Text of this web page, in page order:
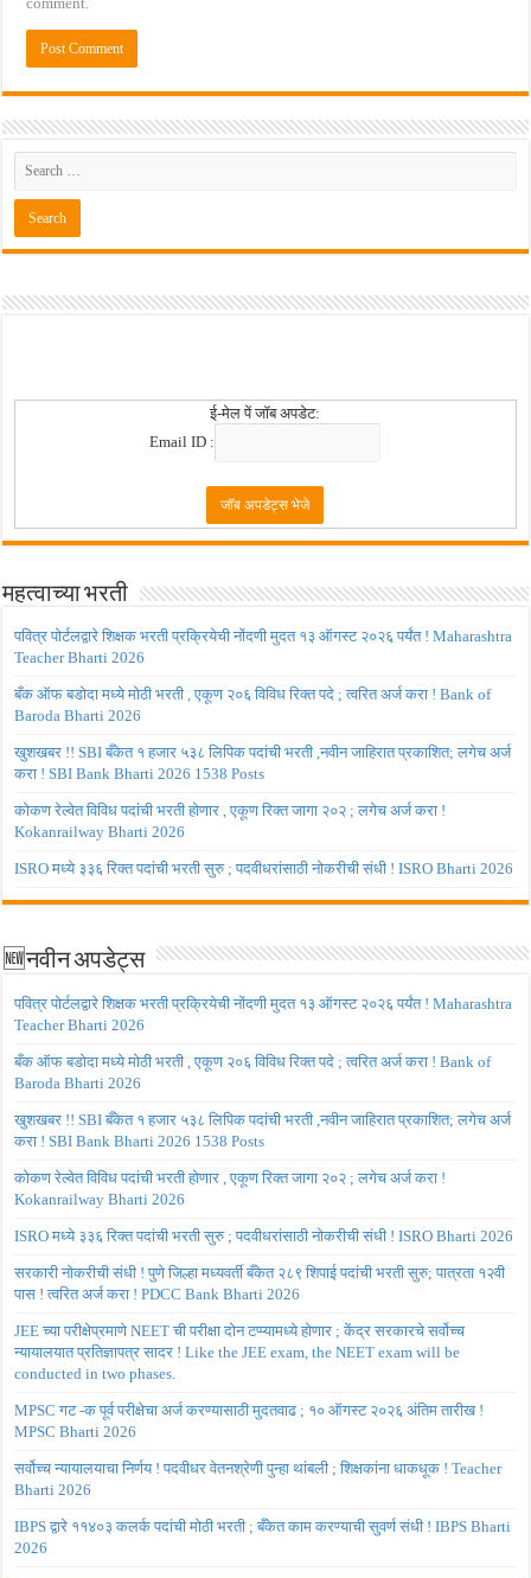
ई-मेल पें जॉब अपडेट:
Email ID :
महत्वाच्या भरती
पवित्र पोर्टलद्वारे शिक्षक भरती प्रक्रियेची नोंदणी मुदत १३ ऑगस्ट २०२६ पर्यंत ! Maharashtra
Teacher Bharti 2026
बँक ऑफ बडोदा मध्ये मोठी भरती , एकूण २०६ विविध रिक्त पदे ; त्वरित अर्ज करा ! Bank of
Baroda Bharti 2026
खुशखबर !! SBI बँकेत १ हजार ५३८ लिपिक पदांची भरती ,नवीन जाहिरात प्रकाशित; लगेच अर्ज
करा ! SBI Bank Bharti 2026 1538 Posts
कोकण रेल्वेत विविध पदांची भरती होणार , एकूण रिक्त जागा २०२ ; लगेच अर्ज करा !
Kokanrailway Bharti 2026
ISRO मध्ये ३३६ रिक्त पदांची भरती सुरु ; पदवीधरांसाठी नोकरीची संधी ! ISRO Bharti 2026
🆕नवीन अपडेट्स
पवित्र पोर्टलद्वारे शिक्षक भरती प्रक्रियेची नोंदणी मुदत १३ ऑगस्ट २०२६ पर्यंत ! Maharashtra
Teacher Bharti 2026
बँक ऑफ बडोदा मध्ये मोठी भरती , एकूण २०६ विविध रिक्त पदे ; त्वरित अर्ज करा ! Bank of
Baroda Bharti 2026
खुशखबर !! SBI बँकेत १ हजार ५३८ लिपिक पदांची भरती ,नवीन जाहिरात प्रकाशित; लगेच अर्ज
करा ! SBI Bank Bharti 2026 1538 Posts
कोकण रेल्वेत विविध पदांची भरती होणार , एकूण रिक्त जागा २०२ ; लगेच अर्ज करा !
Kokanrailway Bharti 2026
ISRO मध्ये ३३६ रिक्त पदांची भरती सुरु ; पदवीधरांसाठी नोकरीची संधी ! ISRO Bharti 2026
सरकारी नोकरीची संधी ! पुणे जिल्हा मध्यवर्ती बँकेत २८९ शिपाई पदांची भरती सुरु; पात्रता १२वी
पास ! त्वरित अर्ज करा ! PDCC Bank Bharti 2026
JEE च्या परीक्षेप्रमाणे NEET ची परीक्षा दोन टप्प्यामध्ये होणार ; केंद्र सरकारचे सर्वोच्च
न्यायालयात प्रतिज्ञापत्र सादर ! Like the JEE exam, the NEET exam will be
conducted in two phases.
MPSC गट -क पूर्व परीक्षेचा अर्ज करण्यासाठी मुदतवाढ ; १० ऑगस्ट २०२६ अंतिम तारीख !
MPSC Bharti 2026
सर्वोच्च न्यायालयाचा निर्णय ! पदवीधर वेतनश्रेणी पुन्हा थांबली ; शिक्षकांना धाकधूक ! Teacher
Bharti 2026
IBPS द्वारे ११४०३ कलर्क पदांची मोठी भरती ; बँकेत काम करण्याची सुवर्ण संधी ! IBPS Bharti
2026